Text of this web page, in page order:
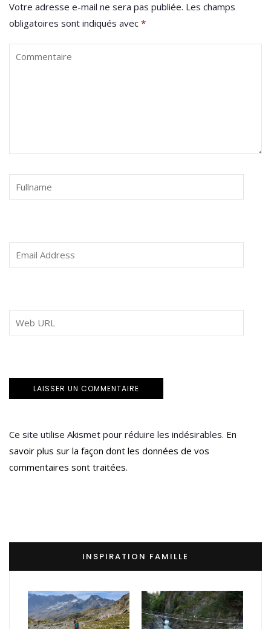
Votre adresse e-mail ne sera pas publiée. Les champs
obligatoires sont indiqués avec *
Ce site utilise Akismet pour réduire les indésirables. En
savoir plus sur la façon dont les données de vos
commentaires sont traitées.
INSPIRATION FAMILLE